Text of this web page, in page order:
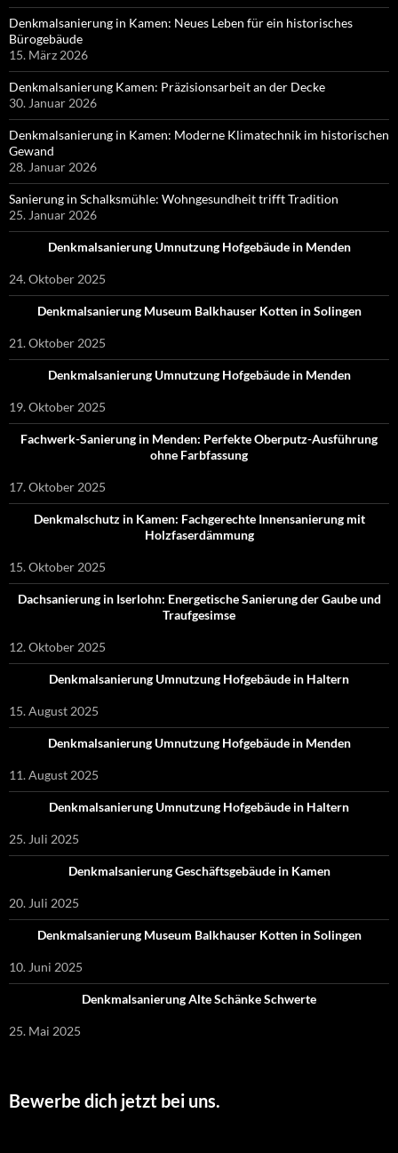
Denkmalsanierung in Kamen: Neues Leben für ein historisches
Bürogebäude
15. März 2026
Denkmalsanierung Kamen: Präzisionsarbeit an der Decke
30. Januar 2026
Denkmalsanierung in Kamen: Moderne Klimatechnik im historischen
Gewand
28. Januar 2026
Sanierung in Schalksmühle: Wohngesundheit trifft Tradition
25. Januar 2026
Denkmalsanierung Umnutzung Hofgebäude in Menden
24. Oktober 2025
Denkmalsanierung Museum Balkhauser Kotten in Solingen
21. Oktober 2025
Denkmalsanierung Umnutzung Hofgebäude in Menden
19. Oktober 2025
Fachwerk-Sanierung in Menden: Perfekte Oberputz-Ausführung
ohne Farbfassung
17. Oktober 2025
Denkmalschutz in Kamen: Fachgerechte Innensanierung mit
Holzfaserdämmung
15. Oktober 2025
Dachsanierung in Iserlohn: Energetische Sanierung der Gaube und
Traufgesimse
12. Oktober 2025
Denkmalsanierung Umnutzung Hofgebäude in Haltern
15. August 2025
Denkmalsanierung Umnutzung Hofgebäude in Menden
11. August 2025
Denkmalsanierung Umnutzung Hofgebäude in Haltern
25. Juli 2025
Denkmalsanierung Geschäftsgebäude in Kamen
20. Juli 2025
Denkmalsanierung Museum Balkhauser Kotten in Solingen
10. Juni 2025
Denkmalsanierung Alte Schänke Schwerte
25. Mai 2025
Bewerbe dich jetzt bei uns.